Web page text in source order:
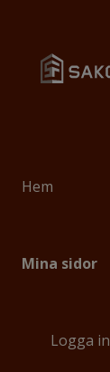
Hem
Mina sidor
Logga in